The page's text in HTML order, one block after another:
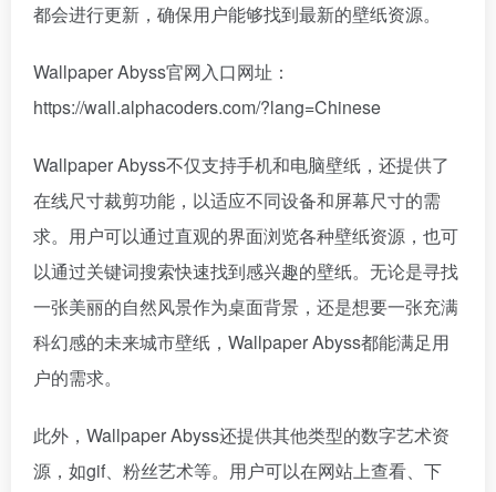
都会进行更新，确保用户能够找到最新的壁纸资源。
Wallpaper Abyss官网入口网址：
https://wall.alphacoders.com/?lang=Chinese
Wallpaper Abyss不仅支持手机和电脑壁纸，还提供了
在线尺寸裁剪功能，以适应不同设备和屏幕尺寸的需
求。用户可以通过直观的界面浏览各种壁纸资源，也可
以通过关键词搜索快速找到感兴趣的壁纸。无论是寻找
一张美丽的自然风景作为桌面背景，还是想要一张充满
科幻感的未来城市壁纸，Wallpaper Abyss都能满足用
户的需求。
此外，Wallpaper Abyss还提供其他类型的数字艺术资
源，如gif、粉丝艺术等。用户可以在网站上查看、下